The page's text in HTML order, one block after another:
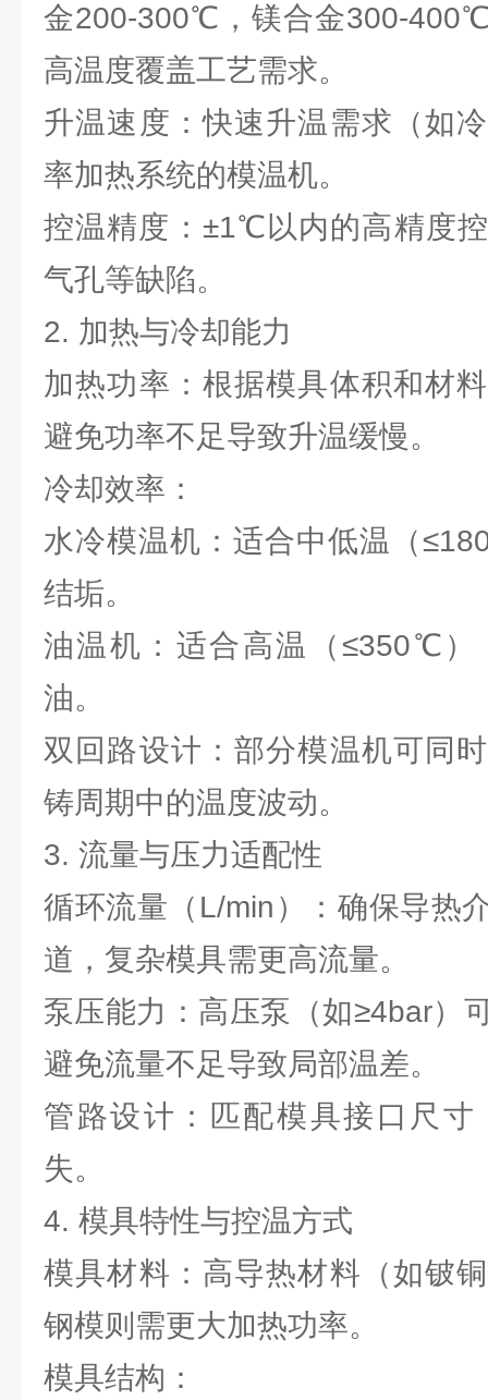
金200-300℃，镁合金300-
高温度覆盖工艺需求。
升温速度：快速升温需求（如
率加热系统的模温机。
控温精度：±1℃以内的高精度
气孔等缺陷。
2. 加热与冷却能力
加热功率：根据模具体积和材
避免功率不足导致升温缓慢。
冷却效率：
水冷模温机：适合中低温（
结垢。
油温机：适合高温（≤350℃）
油。
双回路设计：部分模温机可同
铸周期中的温度波动。
3. 流量与压力适配性
循环流量（L/min）：确保导热
道，复杂模具需更高流量。
泵压能力：高压泵（如≥4bar）
避免流量不足导致局部温差。
管路设计：匹配模具接口尺
失。
4. 模具特性与控温方式
模具材料：高导热材料（如铍
钢模则需更大加热功率。
模具结构：